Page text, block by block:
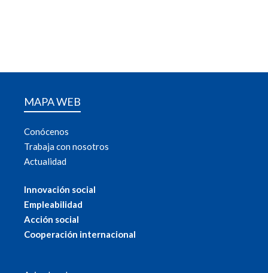
MAPA WEB
Conócenos
Trabaja con nosotros
Actualidad
Innovación social
Empleabilidad
Acción social
Cooperación internacional